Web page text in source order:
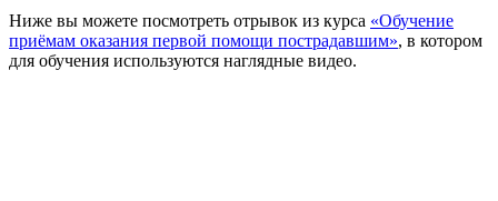
Ниже вы можете посмотреть отрывок из курса «Обучение
приёмам оказания первой помощи пострадавшим», в котором
для обучения используются наглядные видео.